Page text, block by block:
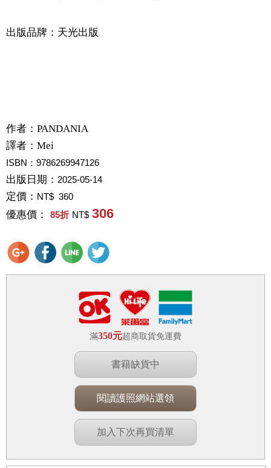
出版品牌：天光出版
作者： PANDANIA
譯者： Mei
ISBN：9786269947126
出版日期： 2025-05-14
定價： NT$ 360
優惠價： 85折 NT$ 306
滿350元超商取貨免運費
書籍缺貨中
閱讀護照網站選領
加入下次再買清單